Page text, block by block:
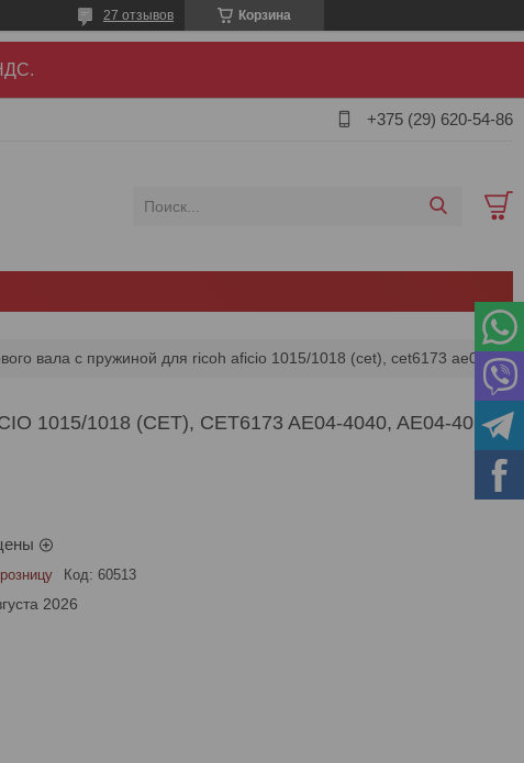
Корзина
27 отзывов
+375 (29) 620-54-86
Сепаратор тефлонового вала с пружиной для ricoh aficio 1015/1018 (cet), cet6173 ae04-4040, ae04-4062
1018 (CET), CET6173 AE04-4040, AE04-4062
Код: 60513
2026